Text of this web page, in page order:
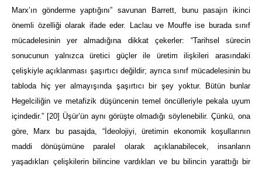
Marx’ın gönderme yaptığını” savunan Barrett, bunu pasajın ikinci
önemli özelliği olarak ifade eder. Laclau ve Mouffe ise burada sınıf
mücadelesinin yer almadığına dikkat çekerler: “Tarihsel sürecin
sonucunun yalnızca üretici güçler ile üretim ilişkileri arasındaki
çelişkiyle açıklanması şaşırtıcı değildir; ayrıca sınıf mücadelesinin bu
tabloda hiç yer almayışında şaşırtıcı bir şey yoktur. Bütün bunlar
Hegelciliğin ve metafizik düşüncenin temel öncülleriyle pekala uyum
içindedir.” [20] Üşür’ün aynı görüşte olmadığı söylenebilir. Çünkü, ona
göre, Marx bu pasajda, “İdeolojiyi, üretimin ekonomik koşullarının
maddi dönüşümüne paralel olarak açıklanabilecek, insanların
yaşadıkları çelişkilerin bilincine vardıkları ve bu bilincin yarattığı bir